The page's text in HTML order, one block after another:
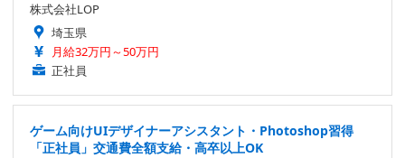
株式会社LOP
埼玉県
月給32万円～50万円
正社員
ゲーム向けUIデザイナーアシスタント・Photoshop習得
「正社員」交通費全額支給・高卒以上OK